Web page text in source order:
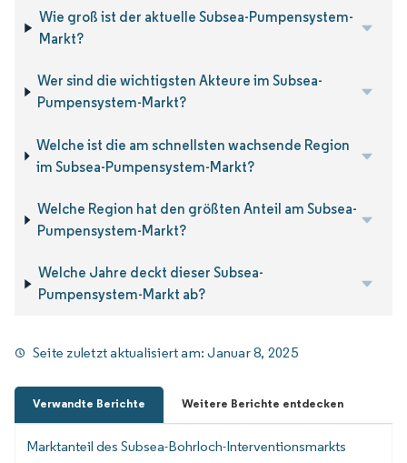
Wie groß ist der aktuelle Subsea-Pumpensystem-
Markt?
Wer sind die wichtigsten Akteure im Subsea-
Pumpensystem-Markt?
Welche ist die am schnellsten wachsende Region
im Subsea-Pumpensystem-Markt?
Welche Region hat den größten Anteil am Subsea-
Pumpensystem-Markt?
Welche Jahre deckt dieser Subsea-
Pumpensystem-Markt ab?
Seite zuletzt aktualisiert am:Januar 8, 2025
Verwandte Berichte Weitere Berichte entdecken
Marktanteil des Subsea-Bohrloch-Interventionsmarkts